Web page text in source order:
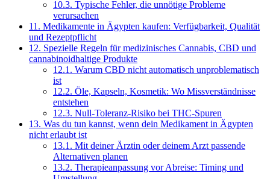
10.3. Typische Fehler, die unnötige Probleme
verursachen
11. Medikamente in Ägypten kaufen: Verfügbarkeit, Qualität
und Rezeptpflicht
12. Spezielle Regeln für medizinisches Cannabis, CBD und
cannabinoidhaltige Produkte
12.1. Warum CBD nicht automatisch unproblematisch
ist
12.2. Öle, Kapseln, Kosmetik: Wo Missverständnisse
entstehen
12.3. Null-Toleranz-Risiko bei THC-Spuren
13. Was du tun kannst, wenn dein Medikament in Ägypten
nicht erlaubt ist
13.1. Mit deiner Ärztin oder deinem Arzt passende
Alternativen planen
13.2. Therapieanpassung vor Abreise: Timing und